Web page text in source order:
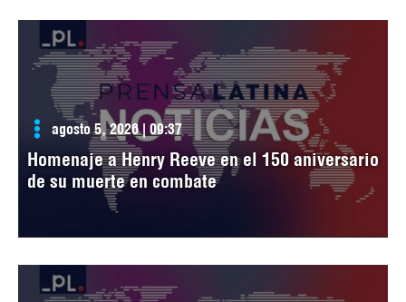
agosto 5, 2026 | 09:37
Homenaje a Henry Reeve en el 150 aniversario
de su muerte en combate